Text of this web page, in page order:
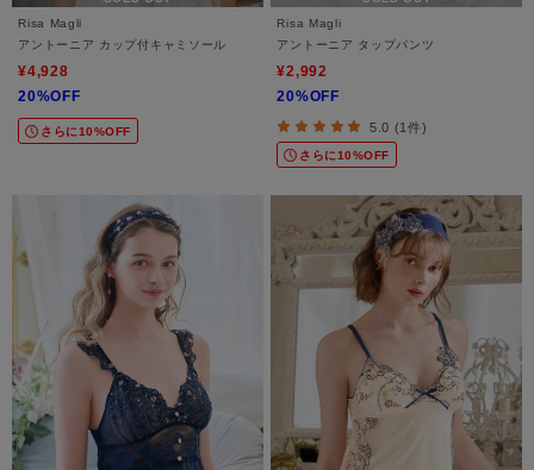
Risa Magli
アントーニア カップ付キャミソール
¥4,928
20%OFF
さらに10%OFF
Risa Magli
アントーニア タップパンツ
¥2,992
20%OFF
5.0 (1件)
さらに10%OFF